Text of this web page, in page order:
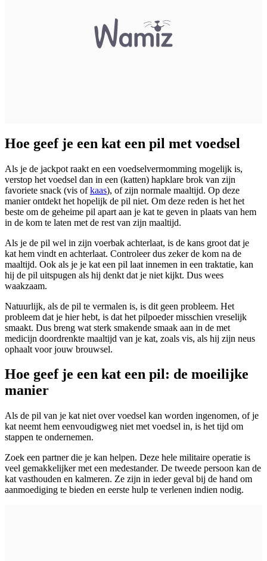
Hoe geef je een kat een pil met voedsel
Als je de jackpot raakt en een voedselvermomming mogelijk is,
verstop het voedsel dan in een (katten) hapklare brok van zijn
favoriete snack (vis ofkaas), of zijn normale maaltijd. Op deze
manier ontdekt het hopelijk de pil niet. Om deze reden is het het
beste om de geheime pil apart aan je kat te geven in plaats van hem
in de kom te laten met de rest van zijn maaltijd.
Als je de pil wel in zijn voerbak achterlaat, is de kans groot dat je
kat hem vindt en achterlaat. Controleer dus zeker de kom na de
maaltijd. Ook als je je kat een pil laat innemen in een traktatie, kan
hij de pil uitspugen als hij denkt dat je niet kijkt. Dus wees
waakzaam.
Natuurlijk, als de pil te vermalen is, is dit geen probleem. Het
probleem dat je hier hebt, is dat het pilpoeder misschien vreselijk
smaakt. Dus breng wat sterk smakende smaak aan in de met
medicijn doordrenkte maaltijd van je kat, zoals vis, als hij zijn neus
ophaalt voor jouw brouwsel.
Hoe geef je een kat een pil: de moeilijke
manier
Als de pil van je kat niet over voedsel kan worden ingenomen, of je
kat neemt hem eenvoudigweg niet met voedsel in, is het tijd om
stappen te ondernemen.
Zoek een partner die je kan helpen. Deze hele militaire operatie is
veel gemakkelijker met een medestander. De tweede persoon kan de
kat vasthouden en kalmeren. Ze zijn in ieder geval bij de hand om
aanmoediging te bieden en eerste hulp te verlenen indien nodig.